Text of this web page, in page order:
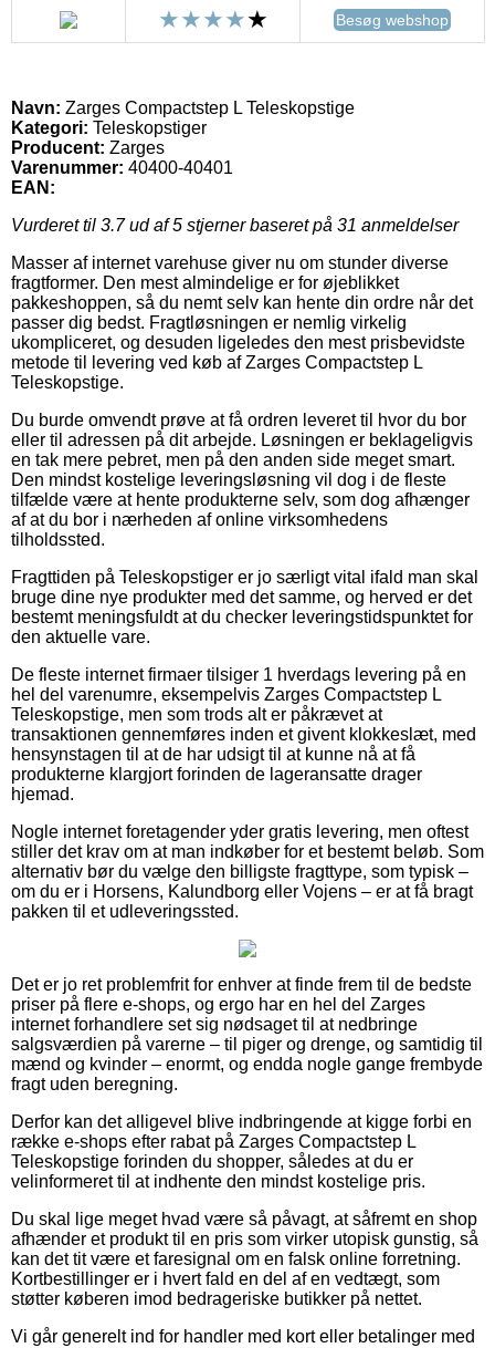
Besøg webshop
Navn: Zarges Compactstep L Teleskopstige
Kategori: Teleskopstiger
Producent: Zarges
Varenummer: 40400-40401
EAN:
Vurderet til 3.7ud af 5 stjerner baseret på 31 anmeldelser
Masser af internet varehuse giver nu om stunder diverse
fragtformer. Den mest almindelige er for øjeblikket
pakkeshoppen, så du nemt selv kan hente din ordre når det
passer dig bedst. Fragtløsningen er nemlig virkelig
ukompliceret, og desuden ligeledes den mest prisbevidste
metode til levering ved køb af Zarges Compactstep L
Teleskopstige.
Du burde omvendt prøve at få ordren leveret til hvor du bor
eller til adressen på dit arbejde. Løsningen er beklageligvis
en tak mere pebret, men på den anden side meget smart.
Den mindst kostelige leveringsløsning vil dog i de fleste
tilfælde være at hente produkterne selv, som dog afhænger
af at du bor i nærheden af online virksomhedens
tilholdssted.
Fragttiden på Teleskopstiger er jo særligt vital ifald man skal
bruge dine nye produkter med det samme, og herved er det
bestemt meningsfuldt at du checker leveringstidspunktet for
den aktuelle vare.
De fleste internet firmaer tilsiger 1 hverdags levering på en
hel del varenumre, eksempelvis Zarges Compactstep L
Teleskopstige, men som trods alt er påkrævet at
transaktionen gennemføres inden et givent klokkeslæt, med
hensynstagen til at de har udsigt til at kunne nå at få
produkterne klargjort forinden de lageransatte drager
hjemad.
Nogle internet foretagender yder gratis levering, men oftest
stiller det krav om at man indkøber for et bestemt beløb. Som
alternativ bør du vælge den billigste fragttype, som typisk –
om du er i Horsens, Kalundborg eller Vojens – er at få bragt
pakken til et udleveringssted.
Det er jo ret problemfrit for enhver at finde frem til de bedste
priser på flere e-shops, og ergo har en hel del Zarges
internet forhandlere set sig nødsaget til at nedbringe
salgsværdien på varerne – til piger og drenge, og samtidig til
mænd og kvinder – enormt, og endda nogle gange frembyde
fragt uden beregning.
Derfor kan det alligevel blive indbringende at kigge forbi en
række e-shops efter rabat på Zarges Compactstep L
Teleskopstige forinden du shopper, således at du er
velinformeret til at indhente den mindst kostelige pris.
Du skal lige meget hvad være så påvagt, at såfremt en shop
afhænder et produkt til en pris som virker utopisk gunstig, så
kan det tit være et faresignal om en falsk online forretning.
Kortbestillinger er i hvert fald en del af en vedtægt, som
støtter køberen imod bedrageriske butikker på nettet.
Vi går generelt ind for handler med kort eller betalinger med